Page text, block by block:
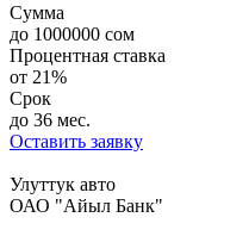
Сумма
до 1000000 сом
Процентная ставка
от 21%
Срок
до 36 мес.
Оставить заявку
Улуттук авто
ОАО "Айыл Банк"